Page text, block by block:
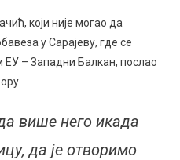
који није могао да
у Сарајеву, где се
– Западни Балкан, послао
више него икада
да је отворимо